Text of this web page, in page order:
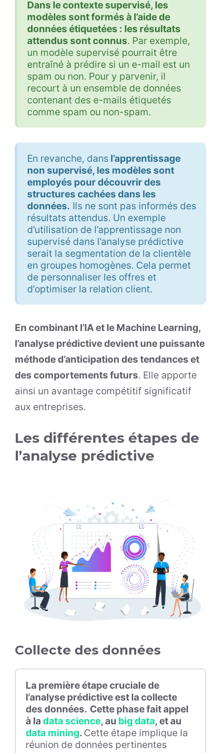
Dans le contexte supervisé, les
modèles sont formés à l’aide de
données étiquetées : les résultats
attendus sont connus. Par exemple,
un modèle supervisé pourrait être
entraîné à prédire si un e-mail est un
spam ou non. Pour y parvenir, il
recourt à un ensemble de données
contenant des e-mails étiquetés
comme spam ou non-spam.
En revanche, dans l’apprentissage
non supervisé, les modèles sont
employés pour découvrir des
structures cachées dans les
données. Ils ne sont pas informés des
résultats attendus. Un exemple
d’utilisation de l’apprentissage non
supervisé dans l’analyse prédictive
serait la segmentation de la clientèle
en groupes homogènes. Cela permet
de personnaliser les offres et
d’optimiser la relation client.
En combinant l’IA et le Machine Learning,
l’analyse prédictive devient une puissante
méthode d’anticipation des tendances et
des comportements futurs. Elle apporte
ainsi un avantage compétitif significatif
aux entreprises.
Les différentes étapes de
l’analyse prédictive
Collecte des données
La première étape cruciale de
l’analyse prédictive est la collecte
des données. Cette phase fait appel
à la data science, au big data, et au
data mining. Cette étape implique la
réunion de données pertinentes